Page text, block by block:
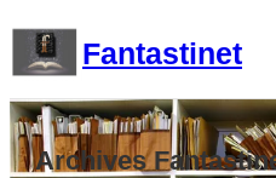
contenu
Fantastinet
Archives